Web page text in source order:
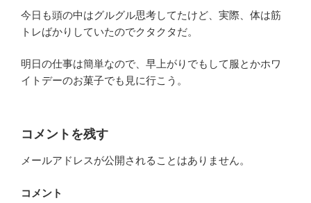
今日も頭の中はグルグル思考してたけど、実際、体は筋
トレばかりしていたのでクタクタだ。
明日の仕事は簡単なので、早上がりでもして服とかホワ
イトデーのお菓子でも見に行こう。
コメントを残す
メールアドレスが公開されることはありません。
コメント